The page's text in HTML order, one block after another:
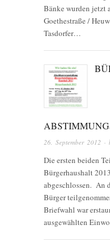
Bänke wurden jetzt
Goethestraße /
Tasdorfer…
26. September 2012 ·
Die ersten beiden
Bürgerhaushalt
abgeschlossen. An
Bürger
Briefwahl war
ausgewählten